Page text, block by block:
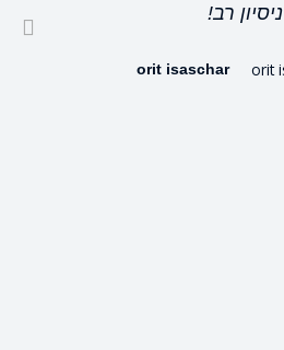
ניסיון רב!
orit isaschar